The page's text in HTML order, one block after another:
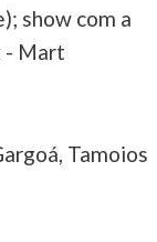
show com a
- Mart
Tamoios